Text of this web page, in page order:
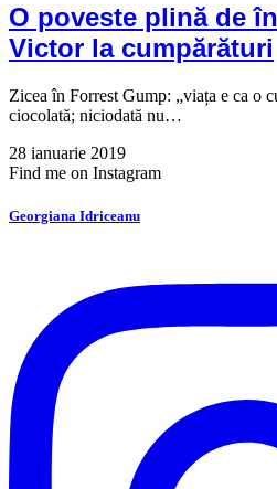
O poveste plină de
Victor la cumpărături
Zicea în Forrest Gump: „viața e ca o
ciocolată; niciodată nu…
28 ianuarie 2019
Find me on Instagram
Georgiana Idriceanu